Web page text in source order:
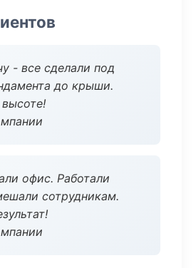
- все сделали под
до крыши.
офис. Работали
сотрудникам.